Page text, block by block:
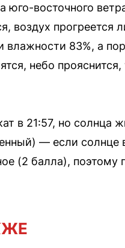
юго-восточного
воздух прогреется
влажности 83%, а
небо прояснится,
в 21:57, но солнца
— если солнце
(2 балла), поэтому